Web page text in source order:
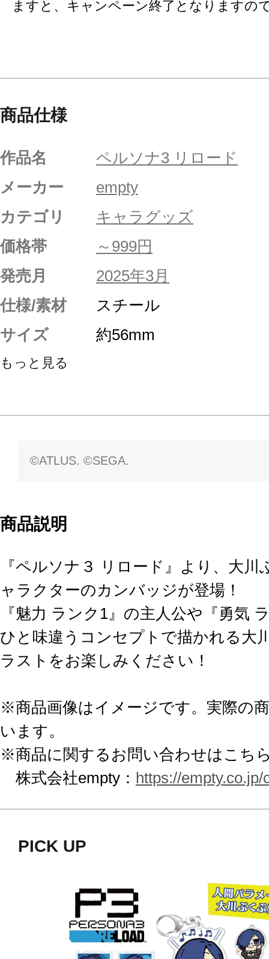
ますと、キャンペーン終了となりますの
商品仕様
作品名
ペルソナ3 リロード
メーカー
empty
カテゴリ
キャラグッズ
価格帯
～999円
発売月
2025年3月
仕様/素材
スチール
サイズ
約56mm
もっと見る
©ATLUS. ©SEGA.
商品説明
『ペルソナ３ リロード』より、大
ャラクターのカンバッジが登場！
『魅力 ランク1』の主人公や『勇気
ひと味違うコンセプトで描かれる大
ラストをお楽しみください！
※商品画像はイメージです。実際の
います。
※商品に関するお問い合わせはこち
株式会社empty： https://empty.co.jp/
PICK UP